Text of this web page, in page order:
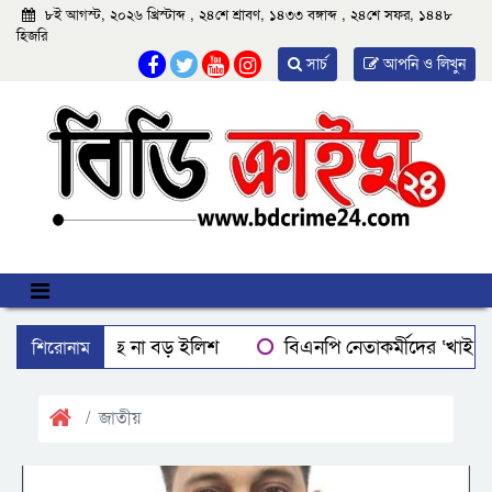
৮ই আগস্ট, ২০২৬ খ্রিস্টাব্দ , ২৪শে শ্রাবণ, ১৪৩৩ বঙ্গাব্দ , ২৪শে সফর, ১৪৪৮
হিজরি
আপনি ও লিখুন
সার্চ
শিরোনাম
বরিশালে মিলছে না বড় ইলিশ
বিএনপি নেতাকর্মীদের ‘খাই
ঝালকাঠিতে শ্যালকের স্ত্রীর ব্লেডের আঘাতে ননদ জামাইয়ের গোপাঙ্গ
জাতীয়